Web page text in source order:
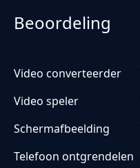
Beoordeling
Video converteerder
Video speler
Schermafbeelding
Telefoon ontgrendelen